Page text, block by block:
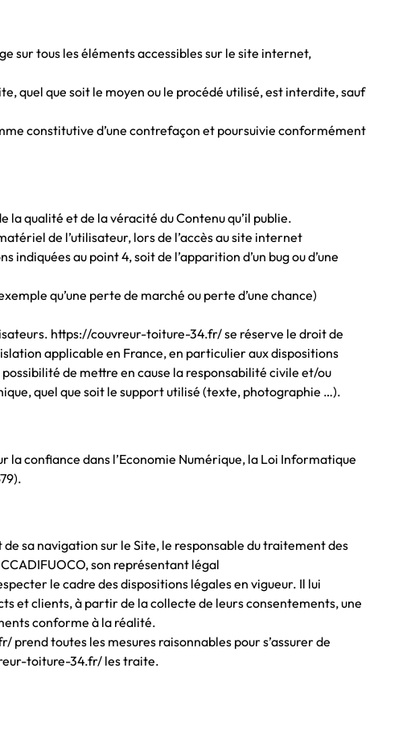
sur tous les éléments accessibles sur le site internet,
quel que soit le moyen ou le procédé utilisé, est interdite, sauf
constitutive d’une contrefaçon et poursuivie conformément
qualité et de la véracité du Contenu qu’il publie.
de l’utilisateur, lors de l’accès au site internet
au point 4, soit de l’apparition d’un bug ou d’une
qu’une perte de marché ou perte d’une chance)
https://couvreur-toiture-34.fr/ se réserve le droit de
applicable en France, en particulier aux dispositions
de mettre en cause la responsabilité civile et/ou
quel que soit le support utilisé (texte, photographie …).
confiance dans l’Economie Numérique, la Loi Informatique
sa navigation sur le Site, le responsable du traitement des
son représentant légal
le cadre des dispositions légales en vigueur. Il lui
et clients, à partir de la collecte de leurs consentements, une
conforme à la réalité.
toutes les mesures raisonnables pour s’assurer de
toiture-34.fr/ les traite.